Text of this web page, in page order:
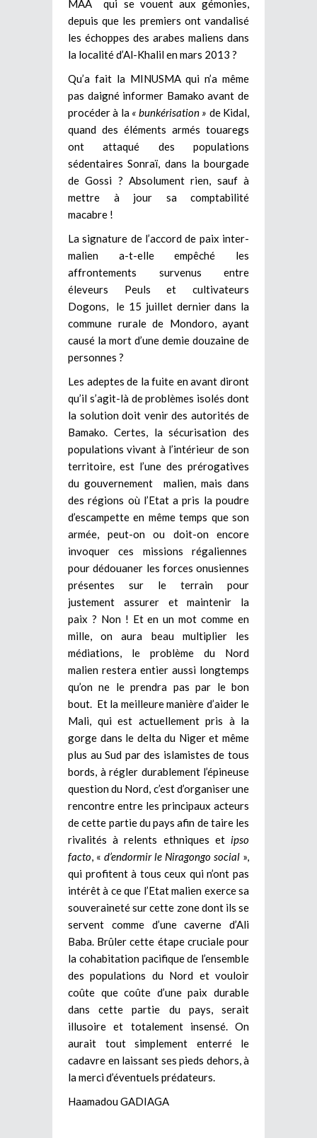
MAA qui se vouent aux gémonies,
depuis que les premiers ont vandalisé
les échoppes des arabes maliens dans
la localité d’Al-Khalil en mars 2013 ?
Qu’a fait la MINUSMA qui n’a même
pas daigné informer Bamako avant de
procéder à la « bunkérisation » de Kidal,
quand des éléments armés touaregs
ont attaqué des populations
sédentaires Sonraï, dans la bourgade
de Gossi ? Absolument rien, sauf à
mettre à jour sa comptabilité
macabre !
La signature de l’accord de paix inter-
malien a-t-elle empêché les
affrontements survenus entre
éleveurs Peuls et cultivateurs
Dogons, le 15 juillet dernier dans la
commune rurale de Mondoro, ayant
causé la mort d’une demie douzaine de
personnes ?
Les adeptes de la fuite en avant diront
qu’il s’agit-là de problèmes isolés dont
la solution doit venir des autorités de
Bamako. Certes, la sécurisation des
populations vivant à l’intérieur de son
territoire, est l’une des prérogatives
du gouvernement malien, mais dans
des régions où l’Etat a pris la poudre
d’escampette en même temps que son
armée, peut-on ou doit-on encore
invoquer ces missions régaliennes
pour dédouaner les forces onusiennes
présentes sur le terrain pour
justement assurer et maintenir la
paix ? Non ! Et en un mot comme en
mille, on aura beau multiplier les
médiations, le problème du Nord
malien restera entier aussi longtemps
qu’on ne le prendra pas par le bon
bout. Et la meilleure manière d’aider le
Mali, qui est actuellement pris à la
gorge dans le delta du Niger et même
plus au Sud par des islamistes de tous
bords, à régler durablement l’épineuse
question du Nord, c’est d’organiser une
rencontre entre les principaux acteurs
de cette partie du pays afin de taire les
rivalités à relents ethniques et ipso
facto , « d’endormir le Niragongo social »,
qui profitent à tous ceux qui n’ont pas
intérêt à ce que l’Etat malien exerce sa
souveraineté sur cette zone dont ils se
servent comme d’une caverne d’Ali
Baba. Brûler cette étape cruciale pour
la cohabitation pacifique de l’ensemble
des populations du Nord et vouloir
coûte que coûte d’une paix durable
dans cette partie du pays, serait
illusoire et totalement insensé. On
aurait tout simplement enterré le
cadavre en laissant ses pieds dehors, à
la merci d’éventuels prédateurs.
Haamadou GADIAGA